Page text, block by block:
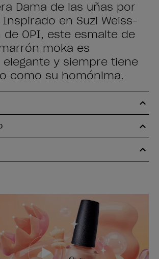
Dama de las uñas por
en Suzi Weiss-
de OPI, este esmalte de
moka es
elegante y siempre tiene
como su homónima.